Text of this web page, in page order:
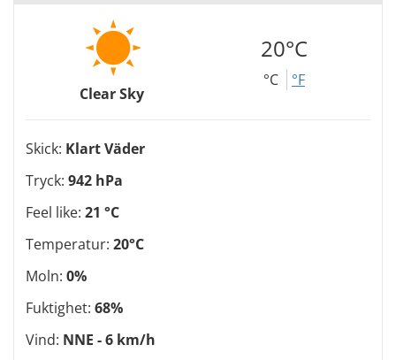
Clear Sky
20°C
°C °F
Skick: Klart Väder
Tryck: 942 hPa
Feel like: 21 °C
Temperatur: 20°C
Moln: 0%
Fuktighet: 68%
Vind: NNE - 6 km/h